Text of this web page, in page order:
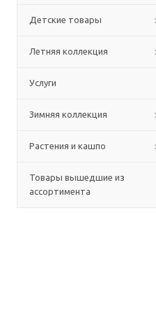
Детские товары
Летняя коллекция
Услуги
Зимняя коллекция
Растения и кашпо
Товары вышедшие из
ассортимента